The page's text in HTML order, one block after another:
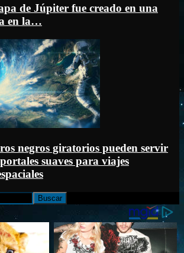
de Júpiter fue creado en una
en la…
negros giratorios pueden servir
suaves para viajes